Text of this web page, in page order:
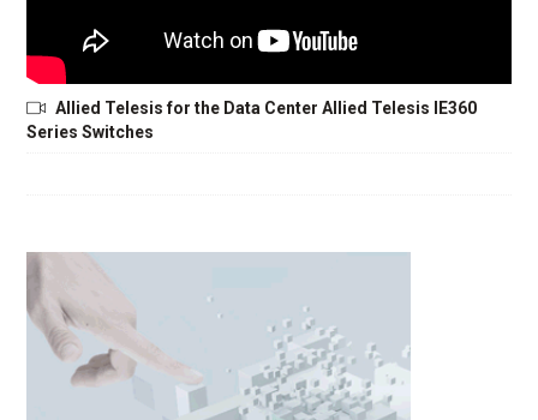
Allied Telesis for the Data Center Allied Telesis IE360
Series Switches